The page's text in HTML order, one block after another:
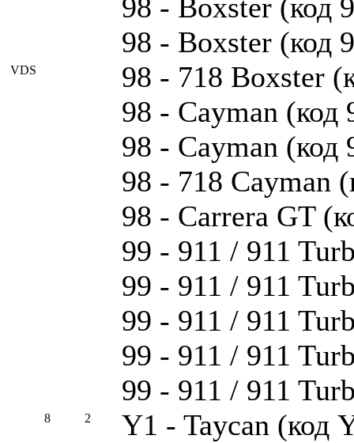
VDS
98 - Boxster (код
98 - Boxster (код
98 - 718 Boxster
98 - Cayman (код
98 - Cayman (код
98 - 718 Cayman
98 - Carrera GT
99 - 911 / 911
99 - 911 / 911
99 - 911 / 911
99 - 911 / 911
99 - 911 / 911
Y1 - Taycan (код
8 2